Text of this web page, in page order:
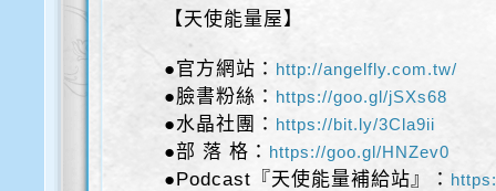
【天使能量屋】
●官方網站： http://angelfly.com.tw/
●臉書粉絲： https://goo.gl/jSXs68
●水晶社團： https://bit.ly/3Cla9ii
●部 落 格： https://goo.gl/HNZev0
●Podcast『天使能量補給站』：